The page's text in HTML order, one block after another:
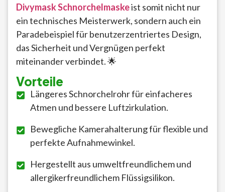
Divymask Schnorchelmaskeist somit nicht nur
ein technisches Meisterwerk, sondern auch ein
Paradebeispiel für benutzerzentriertes Design,
das Sicherheit und Vergnügen perfekt
miteinander verbindet. 🌟
Vorteile
Längeres Schnorchelrohr für einfacheres
Atmen und bessere Luftzirkulation.
Bewegliche Kamerahalterung für flexible und
perfekte Aufnahmewinkel.
Hergestellt aus umweltfreundlichem und
allergikerfreundlichem Flüssigsilikon.